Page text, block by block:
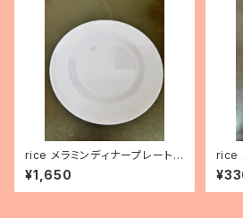
rice メラミンディナープレート
（パープル）
¥1,650
rice
新色